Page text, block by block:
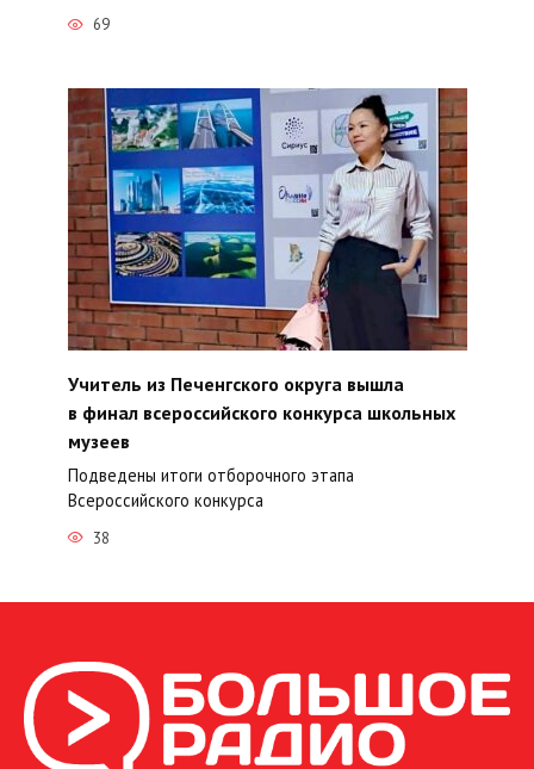
69
Учитель из Печенгского округа вышла
в финал всероссийского конкурса школьных
музеев
Подведены итоги отборочного этапа
Всероссийского конкурса
38